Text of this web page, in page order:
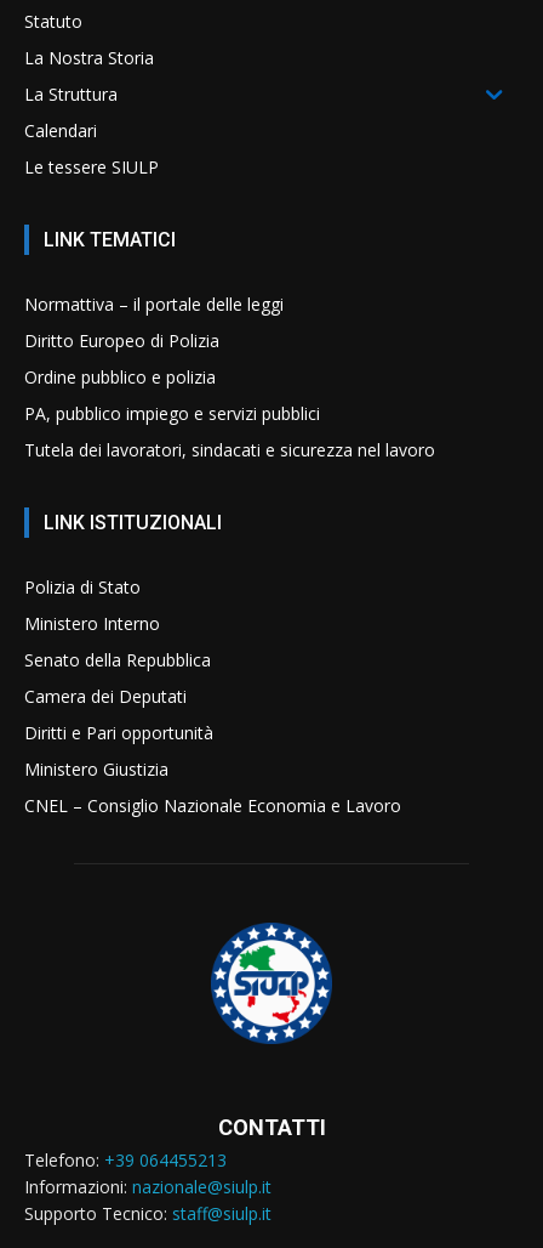
Statuto
La Nostra Storia
La Struttura
Calendari
Le tessere SIULP
LINK TEMATICI
Normattiva – il portale delle leggi
Diritto Europeo di Polizia
Ordine pubblico e polizia
PA, pubblico impiego e servizi pubblici
Tutela dei lavoratori, sindacati e sicurezza nel lavoro
LINK ISTITUZIONALI
Polizia di Stato
Ministero Interno
Senato della Repubblica
Camera dei Deputati
Diritti e Pari opportunità
Ministero Giustizia
CNEL – Consiglio Nazionale Economia e Lavoro
CONTATTI
Telefono: +39 064455213
Informazioni: nazionale@siulp.it
Supporto Tecnico: staff@siulp.it